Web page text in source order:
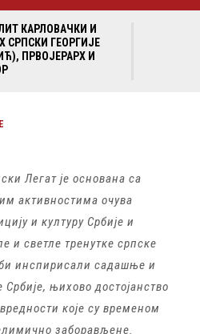
КАРЛОВАЧКИ И
СРПСКИ ГЕОРГИЈЕ
ПРВОЈЕРАРХ И
Легат је основана са
активностима очува
и културу Србије и
и светле тренутке српске
би инспирисали садашње и
Србије, њихово достојанство
које су временом
заборављене.